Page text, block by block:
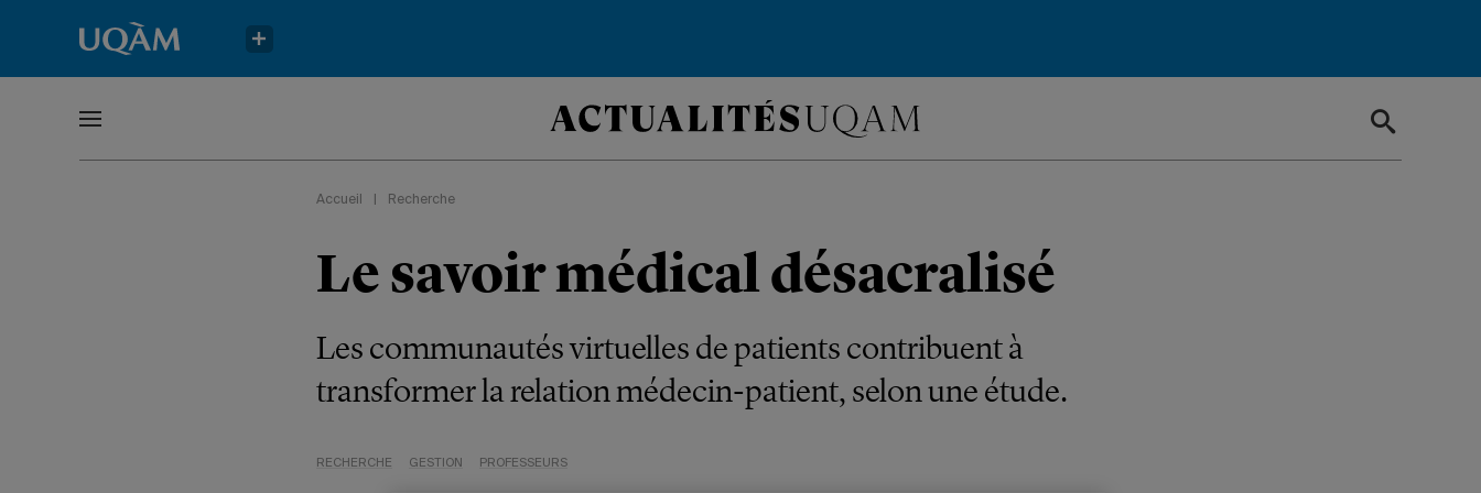
Accueil Recherche
Le savoir médical désacralisé
Les communautés virtuelles de patients contribuent à
transformer la relation médecin-patient, selon une étude.
RECHERCHE GESTION PROFESSEURS